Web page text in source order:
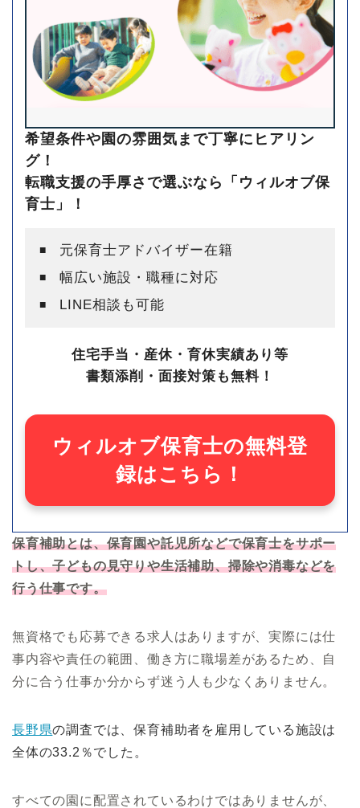
希望条件や園の雰囲気まで丁寧にヒアリン
グ！
転職支援の手厚さで選ぶなら「ウィルオブ保
育士」！
元保育士アドバイザー在籍
幅広い施設・職種に対応
LINE相談も可能
住宅手当・産休・育休実績あり等
書類添削・面接対策も無料！
ウィルオブ保育士の無料登
録はこちら！
保育補助とは、保育園や託児所などで保育士をサポー
トし、子どもの見守りや生活補助、掃除や消毒などを
行う仕事です。
無資格でも応募できる求人はありますが、実際には仕
事内容や責任の範囲、働き方に職場差があるため、自
分に合う仕事か分からず迷う人も少なくありません。
長野県の調査では、保育補助者を雇用している施設は
全体の33.2％でした。
すべての園に配置されているわけではありませんが、